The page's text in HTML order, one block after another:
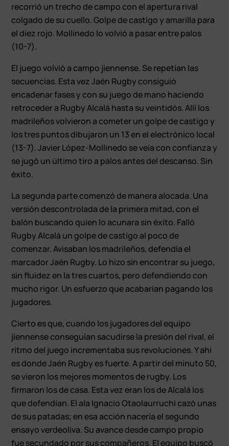
recorrió un trecho de campo con el apertura rival
colgado de su cuello. Golpe de castigo y amarilla para
el diez rojo. Mollinedo lo volvió a pasar entre palos
(10-7).
El juego volvió a campo jiennense. Se repetían las
secuencias. Esta vez Jaén Rugby consiguió
encadenar fases y con su juego de mano haciendo
retroceder a Rugby Alcalá hasta su veintidós. Allí los
madrileños volvieron a cometer un golpe de castigo y
los tres puntos dibujaron un 13 en el electrónico local
(13-7). Javier López-Mollinedo se veía con confianza y
se jugó un último tiro a palos antes del descanso. Sin
éxito.
La segunda parte comenzó de manera alocada. Una
versión descontrolada de la primera mitad, con el
balón buscando quien lo acunara sin éxito. Falló
Rugby Alcalá un golpe de castigo al poco de
comenzar. Avisaban los madrileños, defendía el
marcador Jaén Rugby. Lo hizo sin encontrar su juego,
sin fluidez en la tres cuartos, pero defendiendo con
mucho rigor. Un esfuerzo que acabarían pagando los
jugadores.
Cierto es que, cuando los jugadores del equipo
jiennense conseguían sacudirse la presión del rival, el
ritmo del juego incrementaba sus revoluciones. Y ahí
es donde Jaén Rugby es fuerte. A partir del minuto 50,
se vieron los mejores momentos de rugby. Los
firmaron los de casa. Esta vez eran los de Alcalá los
que defendían. El ala Ignacio Otaolaurruchi cazó unas
de sus patadas; en esa acción nacería el segundo
ensayo verdeoliva. Su avance desde campo propio
fue secundado por sus compañeros. El equipo buscó